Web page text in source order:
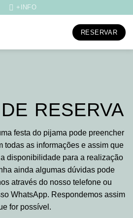
+INFO
RESERVAR
RESERVA
festa do pijama pode preencher
todas as informações e assim que
disponibilidade para a realização
ainda algumas dúvidas pode
através do nosso telefone ou
WhatsApp. Respondemos assim
for possível.